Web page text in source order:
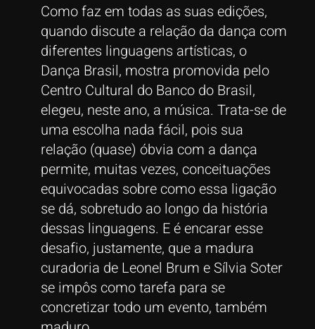
Como faz em todas as suas edições,
quando discute a relação da dança com
diferentes linguagens artísticas, o
Dança Brasil, mostra promovida pelo
Centro Cultural do Banco do Brasil,
elegeu, neste ano, a música. Trata-se de
uma escolha nada fácil, pois sua
relação (quase) óbvia com a dança
permite, muitas vezes, conceituações
equivocadas sobre como essa ligação
se dá, sobretudo ao longo da história
dessas linguagens. E é encarar esse
desafio, justamente, que a madura
curadoria de Leonel Brum e Sílvia Soter
se impôs como tarefa para se
concretizar todo um evento, também